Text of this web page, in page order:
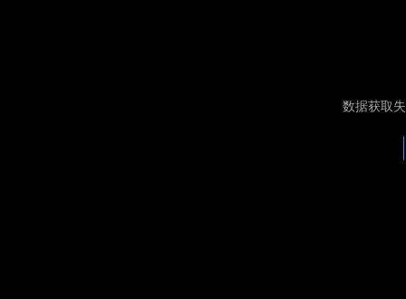
数据获取